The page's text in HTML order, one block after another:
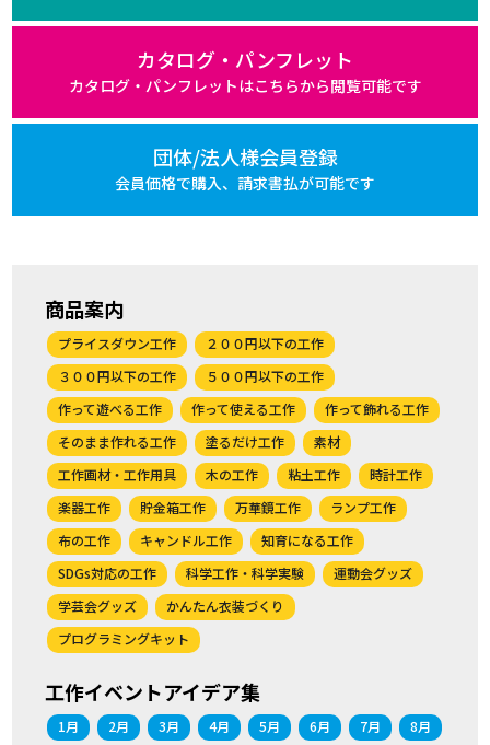
カタログ・パンフレット
カタログ・パンフレットはこちらから閲覧可能です
団体/法人様会員登録
会員価格で購入、 請求書払が可能です
商品案内
プライスダウン工作
２００円以下の工作
３００円以下の工作
５００円以下の工作
作って遊べる工作
作って使える工作
作って飾れる工作
そのまま作れる工作
塗るだけ工作
素材
工作画材・工作用具
木の工作 粘土工作
時計工作
楽器工作
貯金箱工作 万華鏡工作
ランプ工作
布の工作
キャンドル工作
知育になる工作
SDGs対応の工作
科学工作・科学実験
運動会グッズ
学芸会グッズ
かんたん衣装づくり
プログラミングキット
工作イベントアイデア集
1月 2月 3月 4月 5月 6月 7月
8月